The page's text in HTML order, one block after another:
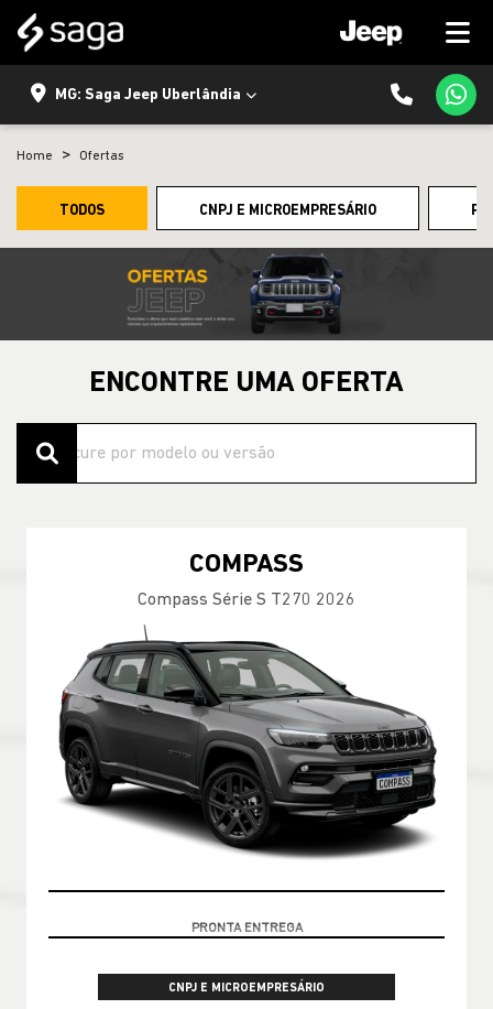
MG: Saga Jeep Uberlândia
Home Ofertas
TODOS CNPJ E MICROEMPRESÁRIO
ENCONTRE UMA OFERTA
COMPASS
Compass Série S T270 2026
CNPJ E MICROEMPRESÁRIO